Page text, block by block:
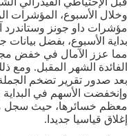
وخلال الأسبوع، المؤشرات
بداية الأسبوع، بفضل
مما عزز الآمال في خفض
الفائدة الشهر المقبل. ومع
بعد صدور تقرير تضخم
وإنخفضت الأسهم في
إغلاق قياسيا جديدا.